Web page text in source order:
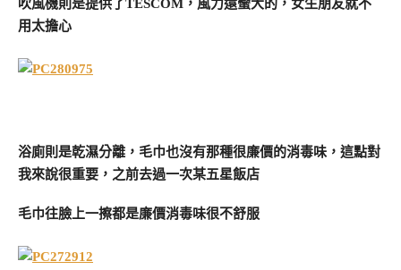
吹風機則是提供了TESCOM，風力還蠻大的，女生朋友就不
用太擔心
浴廁則是乾濕分離，毛巾也沒有那種很廉價的消毒味，這點對
我來說很重要，之前去過一次某五星飯店
毛巾往臉上一擦都是廉價消毒味很不舒服